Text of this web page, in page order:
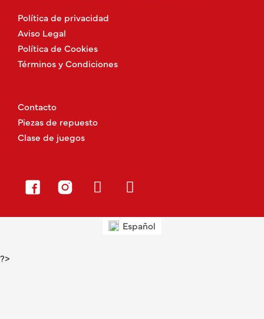
Política de privacidad
Aviso Legal
Política de Cookies
Términos y Condiciones
Contacto
Piezas de repuesto
Clase de juegos
Español
?>